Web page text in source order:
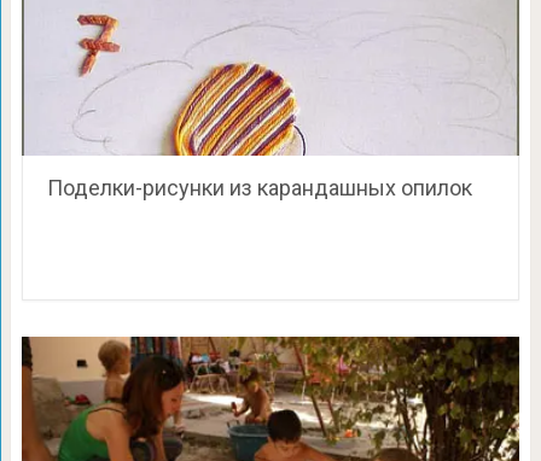
Поделки-рисунки из карандашных опилок